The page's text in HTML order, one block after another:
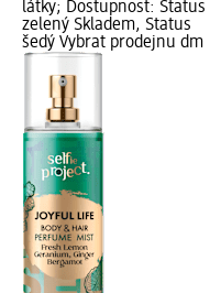
látky; Dostupnost: Status
zelený Skladem, Status
šedý Vybrat prodejnu dm